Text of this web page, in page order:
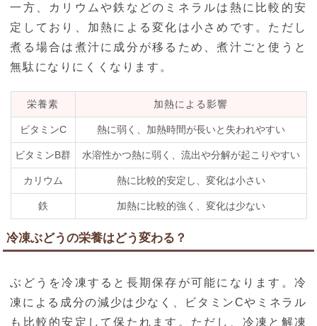
一方、カリウムや鉄などのミネラルは熱に比較的安
定しており、加熱による変化は小さめです。ただし
煮る場合は煮汁に成分が移るため、煮汁ごと使うと
無駄になりにくくなります。
栄養素 加熱による影響
ビタミンC 熱に弱く、加熱時間が長いと失われやすい
ビタミンB群 水溶性かつ熱に弱く、流出や分解が起こりやすい
カリウム 熱に比較的安定し、変化は小さい
鉄 加熱に比較的強く、変化は少ない
冷凍ぶどうの栄養はどう変わる？
ぶどうを冷凍すると長期保存が可能になります。冷
凍による成分の減少は少なく、ビタミンCやミネラル
も比較的安定して保たれます。ただし、冷凍と解凍